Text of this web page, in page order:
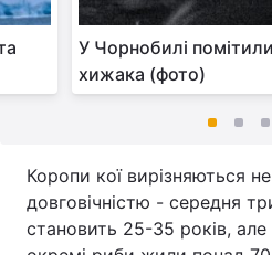
У Чорнобилі
хижака (фото)
Коропи кої вирізняються
довговічністю - середня
становить 25-35 років,